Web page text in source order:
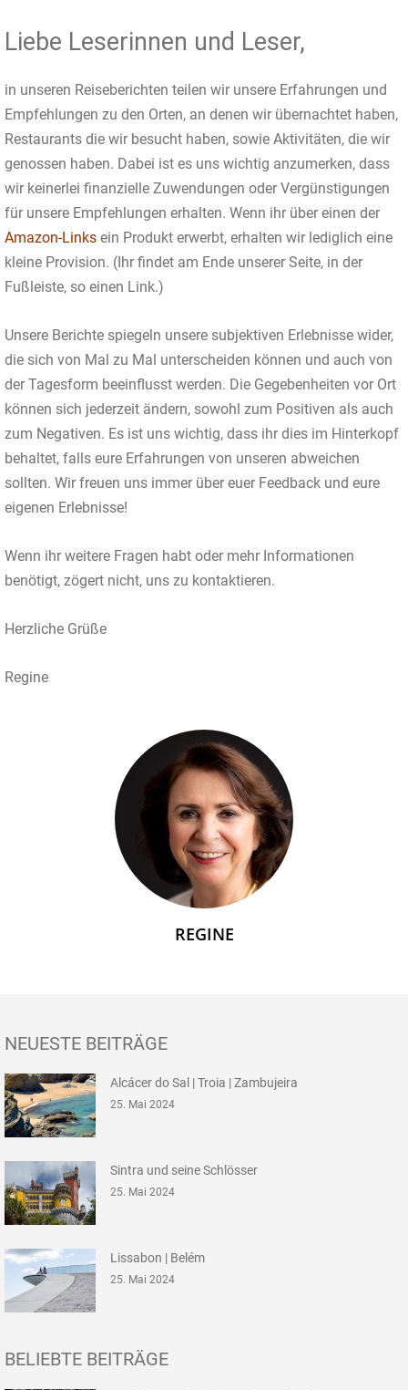
Liebe Leserinnen und Leser,
in unseren Reiseberichten teilen wir unsere Erfahrungen und
Empfehlungen zu den Orten, an denen wir übernachtet haben,
Restaurants die wir besucht haben, sowie Aktivitäten, die wir
genossen haben. Dabei ist es uns wichtig anzumerken, dass
wir keinerlei finanzielle Zuwendungen oder Vergünstigungen
für unsere Empfehlungen erhalten. Wenn ihr über einen der
Amazon-Links ein Produkt erwerbt, erhalten wir lediglich eine
kleine Provision. (Ihr findet am Ende unserer Seite, in der
Fußleiste, so einen Link.)
Unsere Berichte spiegeln unsere subjektiven Erlebnisse wider,
die sich von Mal zu Mal unterscheiden können und auch von
der Tagesform beeinflusst werden. Die Gegebenheiten vor Ort
können sich jederzeit ändern, sowohl zum Positiven als auch
zum Negativen. Es ist uns wichtig, dass ihr dies im Hinterkopf
behaltet, falls eure Erfahrungen von unseren abweichen
sollten. Wir freuen uns immer über euer Feedback und eure
eigenen Erlebnisse!
Wenn ihr weitere Fragen habt oder mehr Informationen
benötigt, zögert nicht, uns zu kontaktieren.
Herzliche Grüße
Regine
REGINE
NEUESTE BEITRÄGE
Alcácer do Sal | Troia | Zambujeira
25. Mai 2024
Sintra und seine Schlösser
25. Mai 2024
Lissabon | Belém
25. Mai 2024
BELIEBTE BEITRÄGE